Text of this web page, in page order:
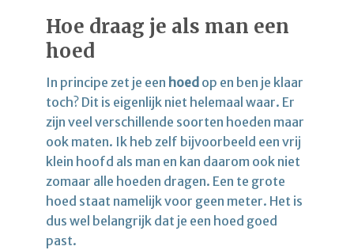
Hoe draag je als man een
hoed
In principe zet je een hoed op en ben je klaar
toch? Dit is eigenlijk niet helemaal waar. Er
zijn veel verschillende soorten hoeden maar
ook maten. Ik heb zelf bijvoorbeeld een vrij
klein hoofd als man en kan daarom ook niet
zomaar alle hoeden dragen. Een te grote
hoed staat namelijk voor geen meter. Het is
dus wel belangrijk dat je een hoed goed
past.